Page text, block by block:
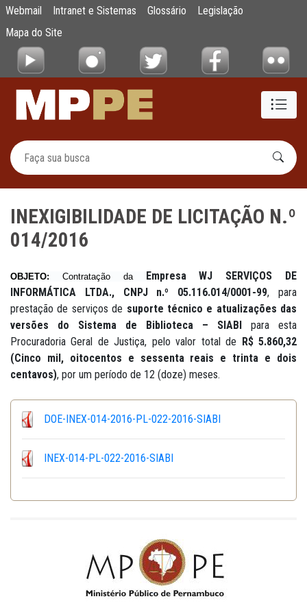
Pular para o Conteúdo principal
INEXIGIBILIDADE DE LICITAÇÃO N.º 014/
Webmail Intranet e Sistemas Glossário
Legislação
Mapa do Site
INEXIGIBILIDADE DE LICITAÇÃO N.º
014/2016
OBJETO: Contratação da
Empresa WJ SERVIÇOS DE
INFORMÁTICA LTDA., CNPJ n.º 05.116.014/0001-99, para
prestação de serviços de suporte técnico e atualizações das
versões do
Sistema de Biblioteca – SIABI
para esta
Procuradoria Geral de Justiça, pelo valor total de
R$ 5.860,32
(Cinco mil, oitocentos e sessenta reais e trinta e dois
centavos), por um período de 12 (doze) meses.
DOE-INEX-014-2016-PL-022-2016-SIABI
INEX-014-PL-022-2016-SIABI